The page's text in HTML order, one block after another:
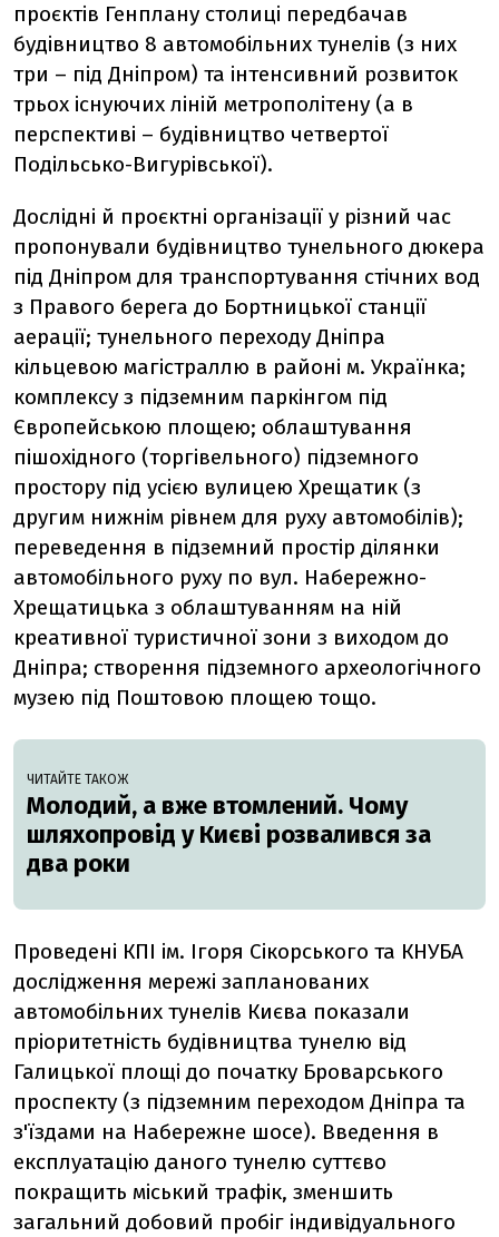
проєктів Генплану столиці передбачав
будівництво 8 автомобільних тунелів (з них
три – під Дніпром) та інтенсивний розвиток
трьох існуючих ліній метрополітену (а в
перспективі – будівництво четвертої
Подільсько-Вигурівської).
Дослідні й проєктні організації у різний час
пропонували будівництво тунельного дюкера
під Дніпром для транспортування стічних вод
з Правого берега до Бортницької станції
аерації; тунельного переходу Дніпра
кільцевою магістраллю в районі м. Українка;
комплексу з підземним паркінгом під
Європейською площею; облаштування
пішохідного (торгівельного) підземного
простору під усією вулицею Хрещатик (з
другим нижнім рівнем для руху автомобілів);
переведення в підземний простір ділянки
автомобільного руху по вул. Набережно-
Хрещатицька з облаштуванням на ній
креативної туристичної зони з виходом до
Дніпра; створення підземного археологічного
музею під Поштовою площею тощо.
ЧИТАЙТЕ ТАКОЖ
Молодий, а вже втомлений. Чому
шляхопровід у Києві розвалився за
два роки
Проведені КПІ ім. Ігоря Сікорського та КНУБА
дослідження мережі запланованих
автомобільних тунелів Києва показали
пріоритетність будівництва тунелю від
Галицької площі до початку Броварського
проспекту (з підземним переходом Дніпра та
з'їздами на Набережне шосе). Введення в
експлуатацію даного тунелю суттєво
покращить міський трафік, зменшить
загальний добовий пробіг індивідуального